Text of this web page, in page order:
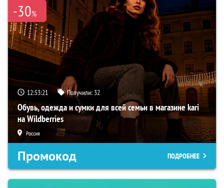
-30%
12:53:20 Получили: 32
Обувь, одежда и сумки для всей семьи в магазине kari
на Wildberries
Россия
Промокод ПОДРОБНЕЕ